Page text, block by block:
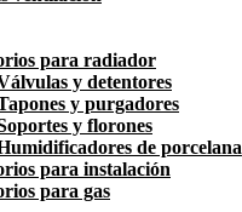
para radiador
y detentores
y purgadores
y florones
de porcelana
para instalación
para gas